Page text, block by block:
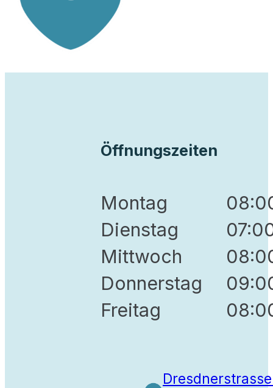
Öffnungszeiten
Montag
Dienstag
Mittwoch
Donnerstag
Freitag